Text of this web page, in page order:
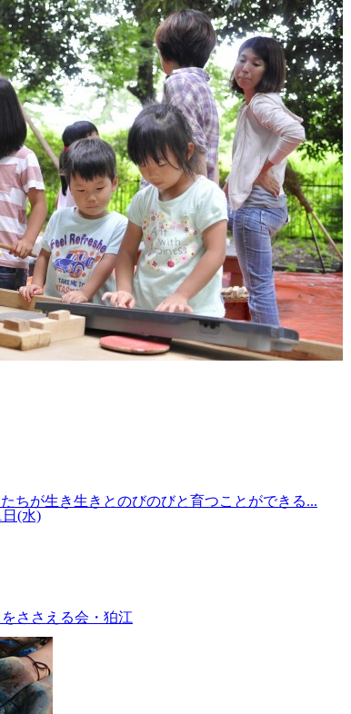
ちが生き生きとのびのびと育つことができる...
日(水)
ささえる会・狛江